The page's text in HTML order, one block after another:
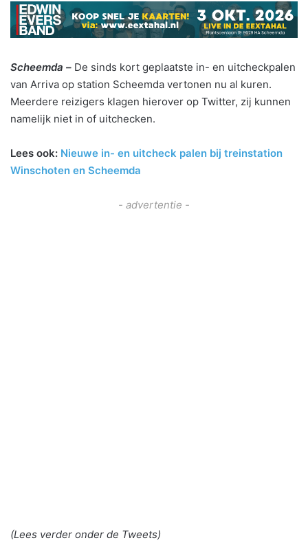
Scheemda – De sinds kort geplaatste in- en uitcheckpalen
van Arriva op station Scheemda vertonen nu al kuren.
Meerdere reizigers klagen hierover op Twitter, zij kunnen
namelijk niet in of uitchecken.
Lees ook: Nieuwe in- en uitcheck palen bij treinstation
Winschoten en Scheemda
- advertentie -
(Lees verder onder de Tweets)